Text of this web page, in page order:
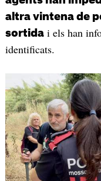
altra vintena de
sortidai els han
identificats.